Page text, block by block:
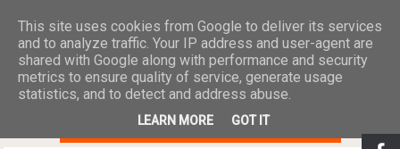
This site uses cookies from Google to deliver its services
and to analyze traffic. Your IP address and user-agent are
shared with Google along with performance and security
metrics to ensure quality of service, generate usage
statistics, and to detect and address abuse.
LEARN MORE GOT IT